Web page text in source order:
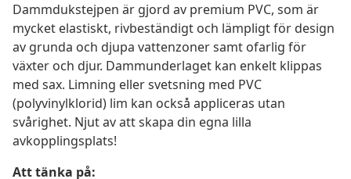
Dammdukstejpen är gjord av premium PVC, som är
mycket elastiskt, rivbeständigt och lämpligt för design
av grunda och djupa vattenzoner samt ofarlig för
växter och djur. Dammunderlaget kan enkelt klippas
med sax. Limning eller svetsning med PVC
(polyvinylklorid) lim kan också appliceras utan
svårighet. Njut av att skapa din egna lilla
avkopplingsplats!
Att tänka på: